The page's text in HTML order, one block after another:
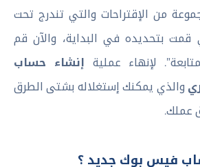
من الإقتراحات والتي تندرج تحت
قمت بتحديده في البداية، والآن قم
لإنهاء عملية إنشاء حساب
والذي يمكنك إستغلاله بشتى الطرق
عملك.
فيس بوك جديد ؟